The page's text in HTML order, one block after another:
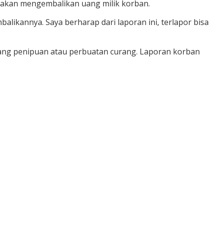
mengembalikan uang milik korban.
Saya berharap dari laporan ini, terlapor bisa
penipuan atau perbuatan curang. Laporan korban